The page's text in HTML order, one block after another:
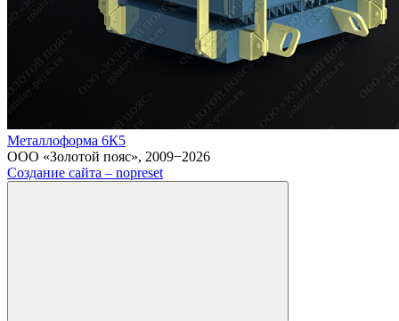
Металлоформа 6К5
ООО «Золотой пояс», 2009−2026
Создание сайта – nopreset